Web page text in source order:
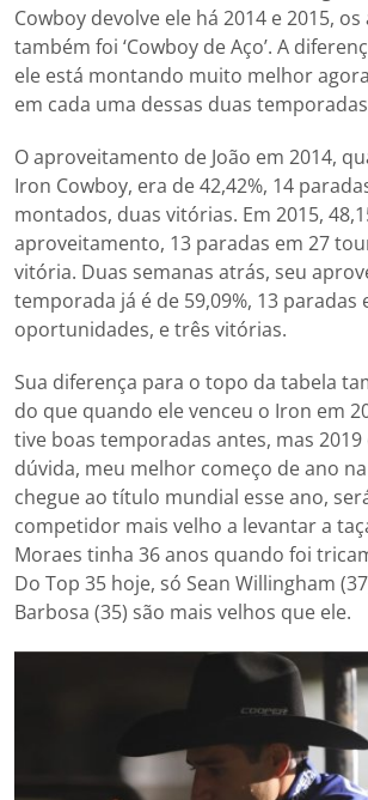
Cowboy devolve ele há 2014 e 2015,
também foi ‘Cowboy de Aço’. A
ele está montando muito melhor
em cada uma dessas duas
O aproveitamento de João em 2014,
Iron Cowboy, era de 42,42%, 14
montados, duas vitórias. Em 2015,
aproveitamento, 13 paradas em 27
vitória. Duas semanas atrás, seu
temporada já é de 59,09%, 13 paradas
oportunidades, e três vitórias.
Sua diferença para o topo da tabela
do que quando ele venceu o Iron em
tive boas temporadas antes, mas 2019
dúvida, meu melhor começo de ano na
chegue ao título mundial esse ano,
competidor mais velho a levantar a
Moraes tinha 36 anos quando foi
Do Top 35 hoje, só Sean Willingham
Barbosa (35) são mais velhos que ele.